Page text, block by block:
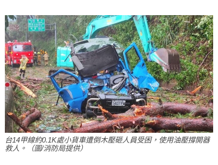
台14甲線約0.1K處小貨車遭倒木壓砸人員受困，使用油壓撐開器
救人。（圖/消防局提供）